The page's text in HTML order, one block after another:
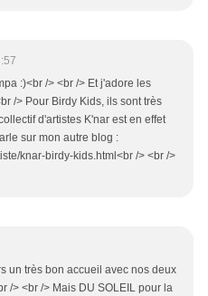
:)<br /> <br /> Et j'adore les
/> Pour Birdy Kids, ils sont très
d'artistes K'nar est en effet
sur mon autre blog :
knar-birdy-kids.html<br /> <br />
un très bon accueil avec nos deux
/> <br /> Mais DU SOLEIL pour la